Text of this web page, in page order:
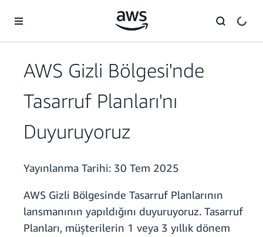
AWS Gizli Bölgesi'nde
Tasarruf Planları'nı
Duyuruyoruz
Yayınlanma Tarihi: 30 Tem 2025
AWS Gizli Bölgesinde Tasarruf Planlarının
lansmanının yapıldığını duyuruyoruz. Tasarruf
Planları, müşterilerin 1 veya 3 yıllık dönem